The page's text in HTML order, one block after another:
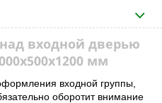
входной дверью
мм
оборотит внимание